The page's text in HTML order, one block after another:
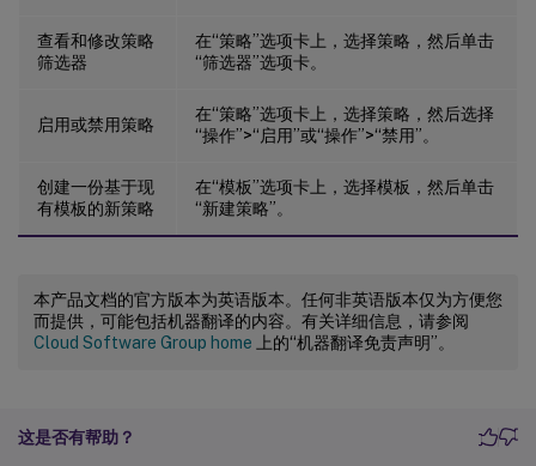
查看和修改策略
筛选器
在“策略”选项卡上，选择策略，然后单击
“筛选器”选项卡。
启用或禁用策略
在“策略”选项卡上，选择策略，然后选择
“操作”>“启用”或“操作”>“禁用”。
创建一份基于现
有模板的新策略
在“模板”选项卡上，选择模板，然后单击
“新建策略”。
本产品文档的官方版本为英语版本。任何非英语版本仅为方便您
而提供，可能包括机器翻译的内容。有关详细信息，请参阅
Cloud Software Group home 上的“机器翻译免责声明”。
这是否有帮助？